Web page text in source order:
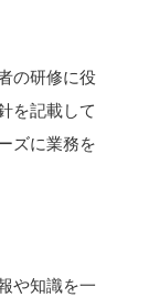
の研修に役
を記載して
ズに業務を
や知識を一